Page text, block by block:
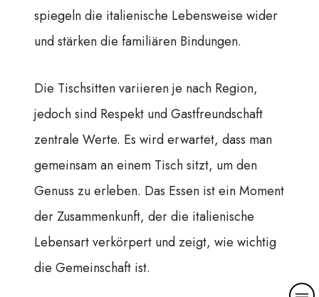
spiegeln die italienische Lebensweise wider
und stärken die familiären Bindungen.
Die Tischsitten variieren je nach Region,
jedoch sind Respekt und Gastfreundschaft
zentrale Werte. Es wird erwartet, dass man
gemeinsam an einem Tisch sitzt, um den
Genuss zu erleben. Das Essen ist ein Moment
der Zusammenkunft, der die italienische
Lebensart verkörpert und zeigt, wie wichtig
die Gemeinschaft ist.